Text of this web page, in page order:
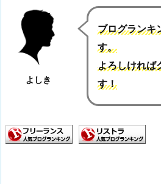
よしき
ブログランキ
す。
よろしければ
す！